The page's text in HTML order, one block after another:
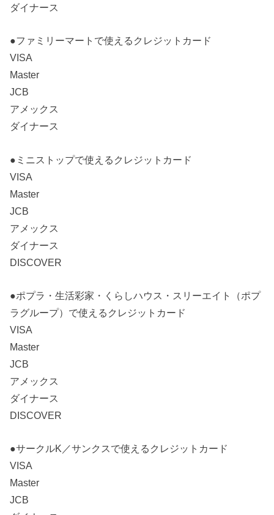
ダイナース
●ファミリーマートで使えるクレジットカード
VISA
Master
JCB
アメックス
ダイナース
●ミニストップで使えるクレジットカード
VISA
Master
JCB
アメックス
ダイナース
DISCOVER
●ポプラ・生活彩家・くらしハウス・スリーエイト（ポプ
ラグループ）で使えるクレジットカード
VISA
Master
JCB
アメックス
ダイナース
DISCOVER
●サークルK／サンクスで使えるクレジットカード
VISA
Master
JCB